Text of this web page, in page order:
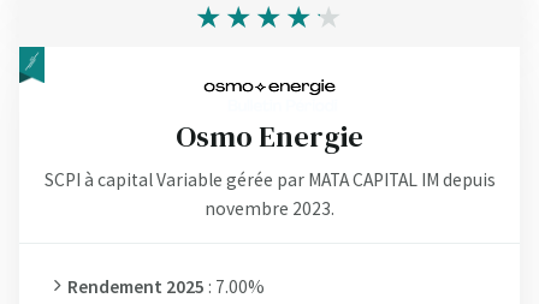
Osmo Energie
SCPI à capital Variable gérée par MATA CAPITAL IM depuis
novembre 2023.
Rendement 2025 : 7.00%